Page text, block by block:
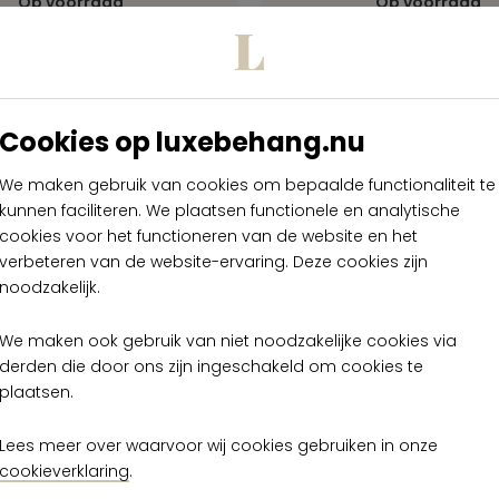
Cookies op luxebehang.nu
We maken gebruik van cookies om bepaalde functionaliteit te
kunnen faciliteren. We plaatsen functionele en analytische
cookies voor het functioneren van de website en het
verbeteren van de website-ervaring. Deze cookies zijn
noodzakelijk.
We maken ook gebruik van niet noodzakelijke cookies via
derden die door ons zijn ingeschakeld om cookies te
plaatsen.
Lees meer over waarvoor wij cookies gebruiken in onze
cookieverklaring.